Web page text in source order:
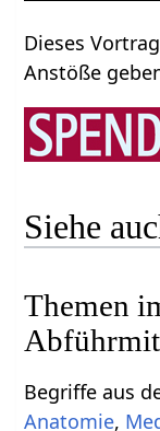
Dieses
Anstöße
Siehe
Themen
Begriffe aus
Anatomie,